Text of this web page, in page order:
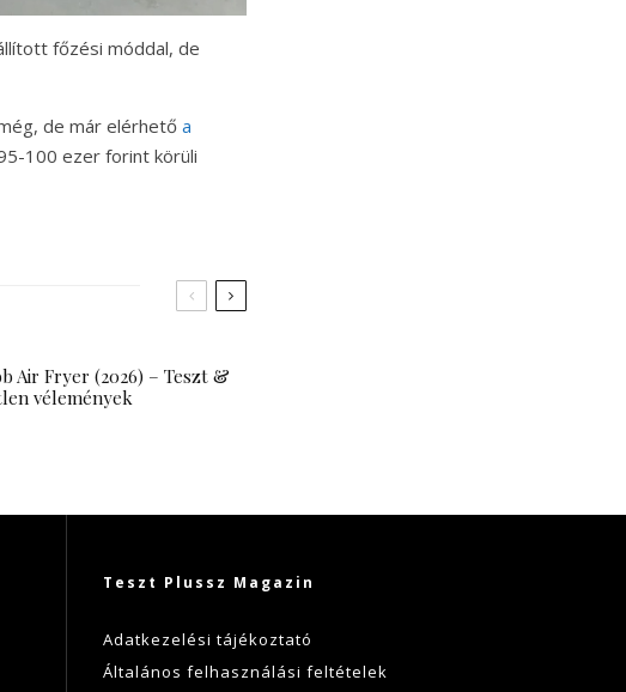
főzési móddal, de
de már elérhetőa
100 ezer forint körüli
Air Fryer (2026) – Teszt &
vélemények
Teszt Plussz Magazin
Adatkezelési tájékoztató
Általános felhasználási feltételek